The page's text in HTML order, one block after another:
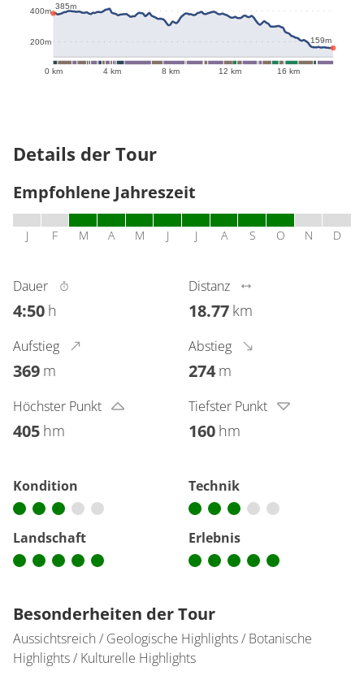
0 km 4 km 8 km 12 km 16 km
200m
400m
385m
159m
Details der Tour
Empfohlene Jahreszeit
J F M A M J J A S O N D
Dauer
4:50 h
Distanz
18.77 km
Aufstieg
369 m
Abstieg
274 m
Höchster Punkt
405 hm
Tiefster Punkt
160 hm
Kondition Technik
Landschaft Erlebnis
Besonderheiten der Tour
Aussichtsreich / Geologische Highlights / Botanische
Highlights / Kulturelle Highlights